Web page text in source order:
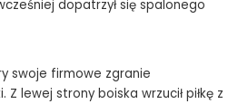
dopatrzył się spalonego
swoje firmowe zgranie
Z lewej strony boiska wrzucił piłkę z